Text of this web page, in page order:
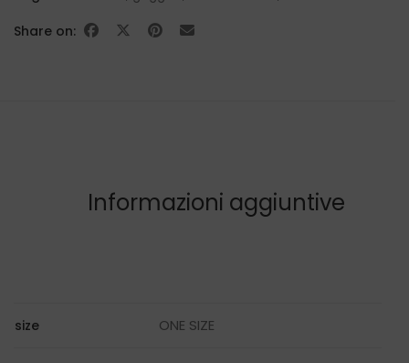
Share on:
Informazioni aggiuntive
size ONE SIZE